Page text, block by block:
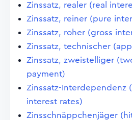
Zinssatz, realer (real
Zinssatz, reiner (pure
Zinssatz, roher (gross
Zinssatz, technischer
Zinssatz, zweistelliger
payment)
Zinssatz-Interdependenz
interest rates)
Zinsschnäppchenjäger